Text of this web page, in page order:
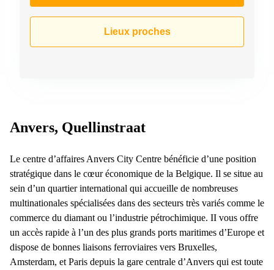
Lieux proches
Anvers, Quellinstraat
Le centre d’affaires Anvers City Centre bénéficie d’une position
stratégique dans le cœur économique de la Belgique. Il se situe au
sein d’un quartier international qui accueille de nombreuses
multinationales spécialisées dans des secteurs très variés comme le
commerce du diamant ou l’industrie pétrochimique. II vous offre
un accès rapide à l’un des plus grands ports maritimes d’Europe et
dispose de bonnes liaisons ferroviaires vers Bruxelles,
Amsterdam, et Paris depuis la gare centrale d’Anvers qui est toute